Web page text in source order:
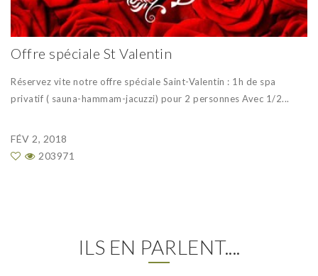
Offre spéciale St Valentin
Réservez vite notre offre spéciale Saint-Valentin : 1h de spa
privatif ( sauna-hammam-jacuzzi) pour 2 personnes Avec 1/2...
FÉV 2, 2018
203971
ILS EN PARLENT....